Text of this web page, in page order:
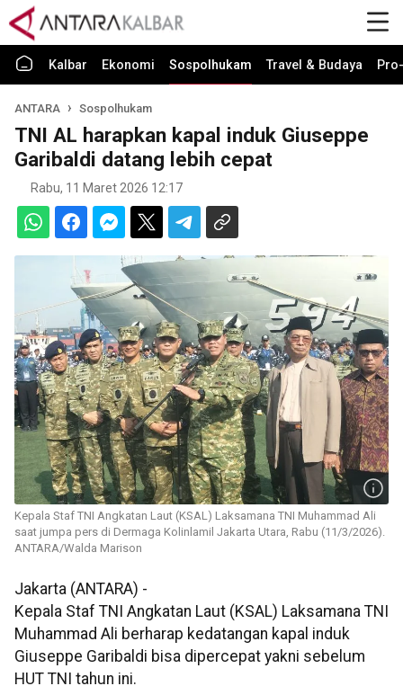
Kalbar Ekonomi Sospolhukam Travel & Budaya
ANTARA Sospolhukam
TNI AL harapkan kapal induk Giuseppe
Garibaldi datang lebih cepat
Rabu, 11 Maret 2026 12:17
Kepala Staf TNI Angkatan Laut (KSAL) Laksamana TNI Muhammad Ali
saat jumpa pers di Dermaga Kolinlamil Jakarta Utara, Rabu (11/3/2026).
ANTARA/Walda Marison
Jakarta (ANTARA) -
Kepala Staf TNI Angkatan Laut (KSAL) Laksamana TNI
Muhammad Ali berharap kedatangan kapal induk
Giuseppe Garibaldi bisa dipercepat yakni sebelum
HUT TNI tahun ini.